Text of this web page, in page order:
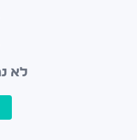
לא